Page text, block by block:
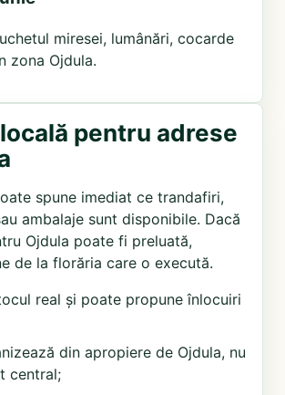
miresei, lumânări, cocarde
zona Ojdula.
pentru adrese
spune imediat ce trandafiri,
ambalaje sunt disponibile. Dacă
Ojdula poate fi preluată,
de la florăria care o execută.
real și poate propune înlocuiri
din apropiere de Ojdula, nu
central;